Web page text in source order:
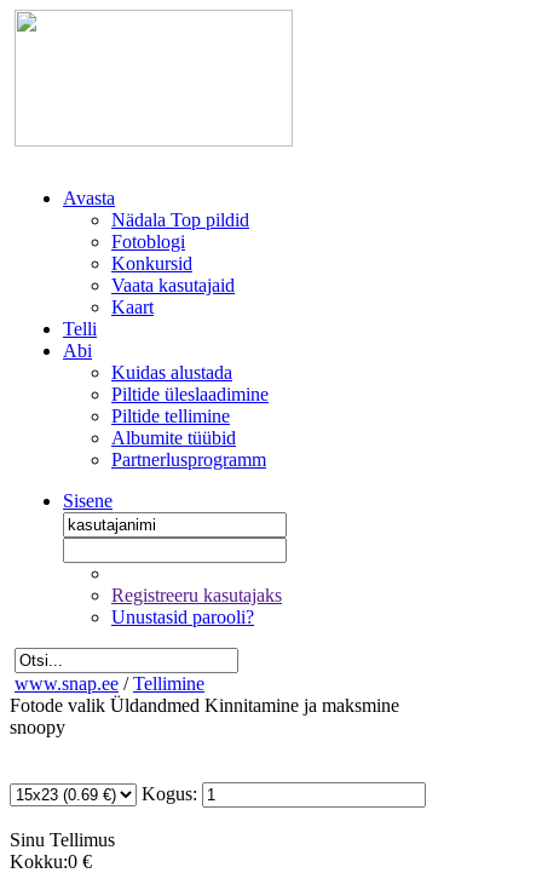
Avasta
Nädala Top pildid
Fotoblogi
Konkursid
Vaata kasutajaid
Kaart
Telli
Abi
Kuidas alustada
Piltide üleslaadimine
Piltide tellimine
Albumite tüübid
Partnerlusprogramm
Sisene
Registreeru kasutajaks
Unustasid parooli?
www.snap.ee / Tellimine
Fotode valik Üldandmed Kinnitamine ja maksmine
snoopy
Kogus:
Sinu Tellimus
Kokku:0 €